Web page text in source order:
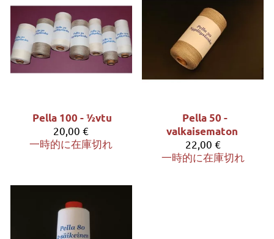
Pella 100 - ½vtu
20,00 €
一時的に在庫切れ
Pella 50 -
valkaisematon
22,00 €
一時的に在庫切れ